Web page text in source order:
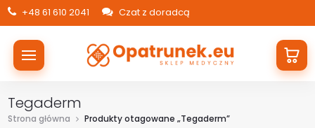
+48 61 610 2041 Czat z doradcą
Tegaderm
Strona główna Produkty otagowane „Tegaderm”